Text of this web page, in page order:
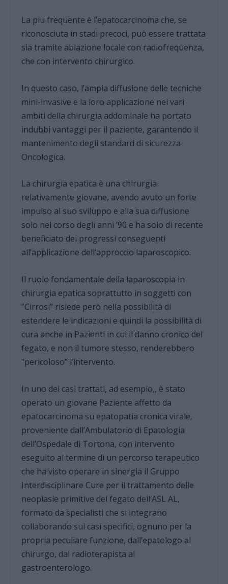
La piu frequente è l’epatocarcinoma che, se
riconosciuta in stadi precoci, può essere trattata
sia tramite ablazione locale con radiofrequenza,
che con intervento chirurgico.
In questo caso, l’ampia diffusione delle tecniche
mini-invasive e la loro applicazione nei vari
ambiti della chirurgia addominale ha portato
indubbi vantaggi per il paziente, garantendo il
mantenimento degli standard di sicurezza
Oncologica.
La chirurgia epatica è una chirurgia
relativamente giovane, avendo avuto un forte
impulso al suo sviluppo e alla sua diffusione
solo nel corso degli anni ’90 e ha solo di recente
beneficiato dei progressi conseguenti
all’applicazione dell’approccio laparoscopico.
Il ruolo fondamentale della laparoscopia in
chirurgia epatica soprattutto in soggetti con
”Cirrosi” risiede però nella possibilità di
estendere le indicazioni e quindi la possibilità di
cura anche in Pazienti in cui il danno cronico del
fegato, e non il tumore stesso, renderebbero
”pericoloso” l’intervento.
In uno dei casi trattati, ad esempio,, è stato
operato un giovane Paziente affetto da
epatocarcinoma su epatopatia cronica virale,
proveniente dall’Ambulatorio di Epatologia
dell’Ospedale di Tortona, con intervento
eseguito al termine di un percorso terapeutico
che ha visto operare in sinergia il Gruppo
Interdisciplinare Cure per il trattamento delle
neoplasie primitive del fegato dell’ASL AL,
formato da specialisti che si integrano
collaborando sui casi specifici, ognuno per la
propria peculiare funzione, dall’epatologo al
chirurgo, dal radioterapista al
gastroenterologo.